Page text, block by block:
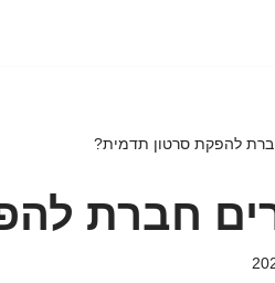
להפקת סרטון תדמית?
חברת